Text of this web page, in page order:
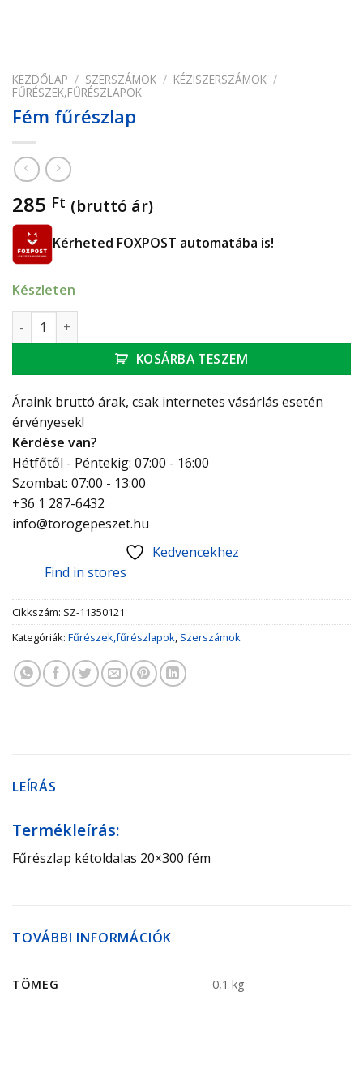
KEZDŐLAP / SZERSZÁMOK / KÉZISZERSZÁMOK /
FŰRÉSZEK,FŰRÉSZLAPOK
Fém fűrészlap
285 Ft (bruttó ár)
Kérheted FOXPOST automatába is!
Készleten
Fém fűrészlap mennyiség
KOSÁRBA TESZEM
Áraink bruttó árak, csak internetes vásárlás esetén
érvényesek!
Kérdése van?
Hétfőtől - Péntekig: 07:00 - 16:00
Szombat: 07:00 - 13:00
+36 1 287-6432
info@torogepeszet.hu
Kedvencekhez
Find in stores
Cikkszám: SZ-11350121
Kategóriák: Fűrészek,fűrészlapok, Szerszámok
LEÍRÁS
Termékleírás:
Fűrészlap kétoldalas 20×300 fém
TOVÁBBI INFORMÁCIÓK
TÖMEG 0,1 kg